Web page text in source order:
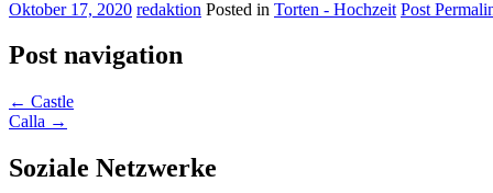
Oktober 17, 2020 redaktion Posted in Torten - Hochzeit Post
Post navigation
← Castle
Calla →
Soziale Netzwerke